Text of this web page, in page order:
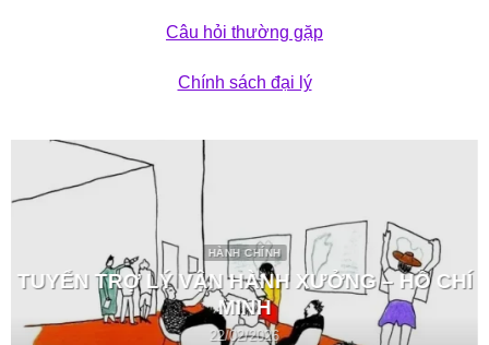
Câu hỏi thường gặp
Chính sách đại lý
HÀNH CHÍNH
TUYỂN TRỢ LÝ VẬN HÀNH XƯỞNG – HỒ CHÍ
MINH
22/02/2026